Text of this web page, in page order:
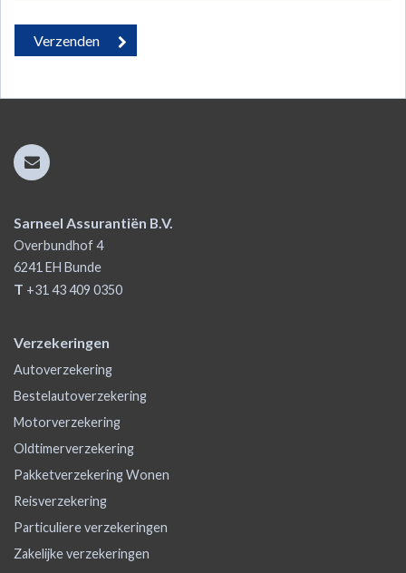
Sarneel Assurantiën B.V.
Overbundhof 4
6241 EH Bunde
T +31 43 409 0350
Verzekeringen
Autoverzekering
Bestelautoverzekering
Motorverzekering
Oldtimerverzekering
Pakketverzekering Wonen
Reisverzekering
Particuliere verzekeringen
Zakelijke verzekeringen